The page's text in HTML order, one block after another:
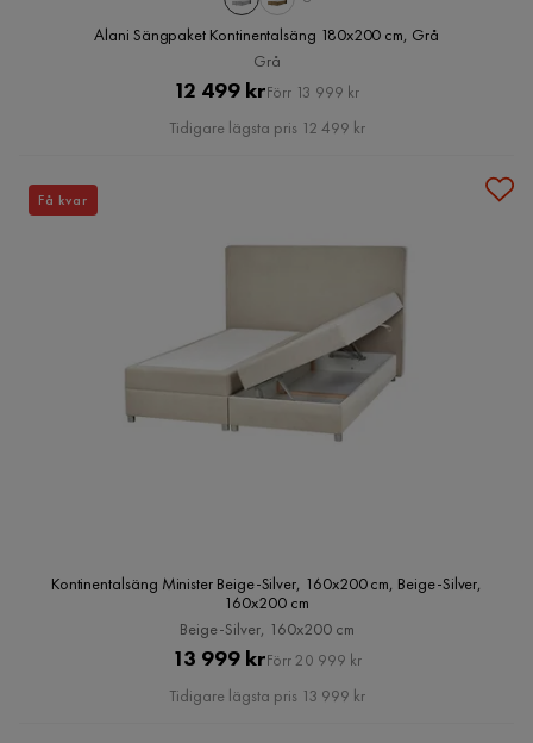
Alani Sängpaket Kontinentalsäng 180x200 cm, Grå
Grå
Pris
12 499 krOriginal
Pris
Förr 13 999 kr
Tidigare lägsta pris 12 499 kr
Kontinentalsäng Minister Beige-Silver, 160x200 cm, Beige-Silver,
160x200 cm
Beige-Silver, 160x200 cm
Pris
13 999 krOriginal
Pris
Förr 20 999 kr
Tidigare lägsta pris 13 999 kr
Få kvar